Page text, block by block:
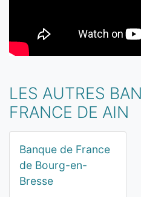
LES AUTRES
FRANCE DE AIN
Banque de France
de Bourg-en-
Bresse